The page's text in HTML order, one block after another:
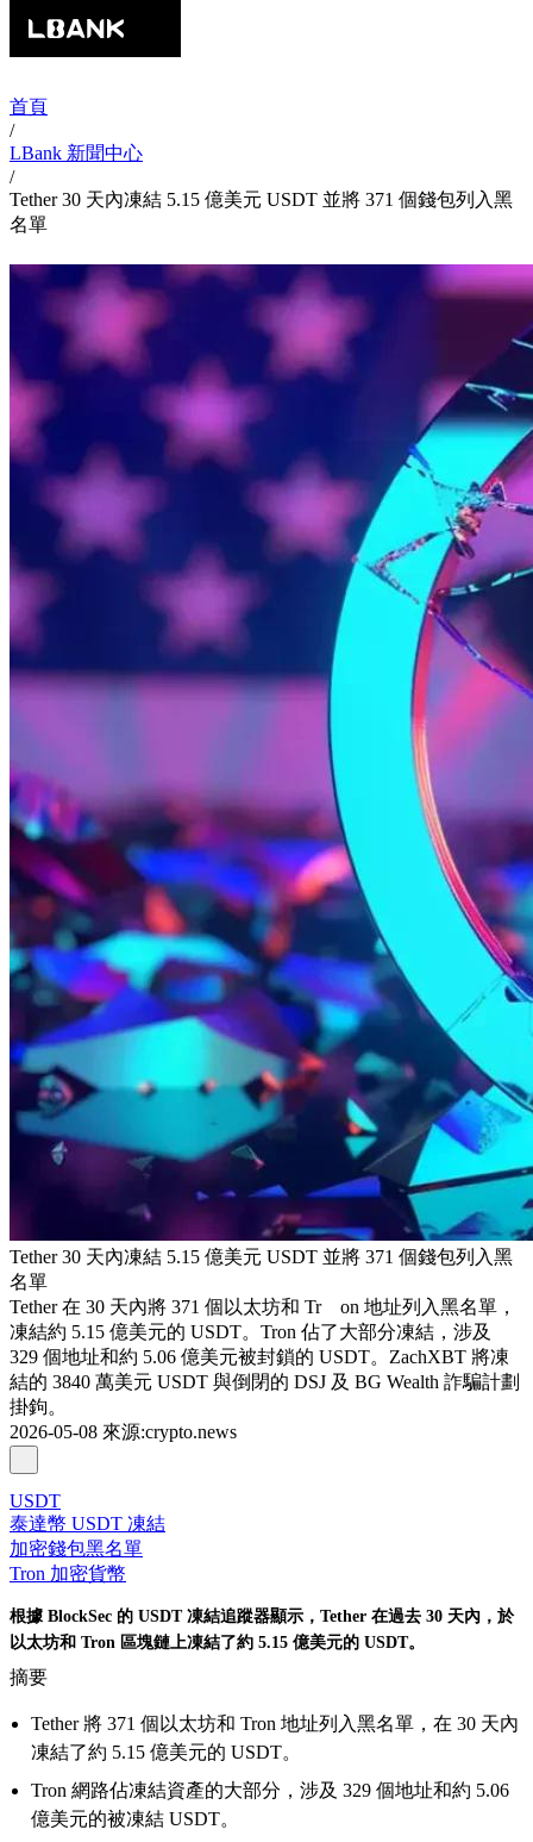
首頁
/
LBank 新聞中心
/
Tether 30 天內凍結 5.15 億美元 USDT 並將 371 個錢包列入黑
名單
Tether 30 天內凍結 5.15 億美元 USDT 並將 371 個錢包列入黑
名單
Tether 在 30 天內將 371 個以太坊和 Tr on 地址列入黑名單，
凍結約 5.15 億美元的 USDT。Tron 佔了大部分凍結，涉及
329 個地址和約 5.06 億美元被封鎖的 USDT。ZachXBT 將凍
結的 3840 萬美元 USDT 與倒閉的 DSJ 及 BG Wealth 詐騙計劃
掛鉤。
2026-05-08 來源:crypto.news
USDT
泰達幣 USDT 凍結
加密錢包黑名單
Tron 加密貨幣
根據 BlockSec 的 USDT 凍結追蹤器顯示，Tether 在過去 30 天內，於
以太坊和 Tron 區塊鏈上凍結了約 5.15 億美元的 USDT。
摘要
Tether 將 371 個以太坊和 Tron 地址列入黑名單，在 30 天內
凍結了約 5.15 億美元的 USDT。
Tron 網路佔凍結資產的大部分，涉及 329 個地址和約 5.06
億美元的被凍結 USDT。